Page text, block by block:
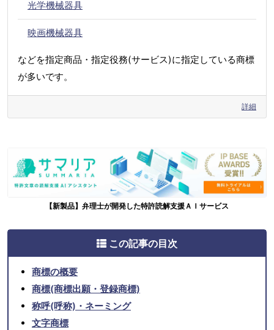
光学機械器具
映画機械器具
などを指定商品・指定役務(サービス)に指定している商標
が多いです。
詳細
【新製品】弁理士が開発した特許読解支援ＡＩサービス
この記事の目次
商標の概要
商標(商標出願・登録商標)
称呼(呼称)・ネーミング
文字商標